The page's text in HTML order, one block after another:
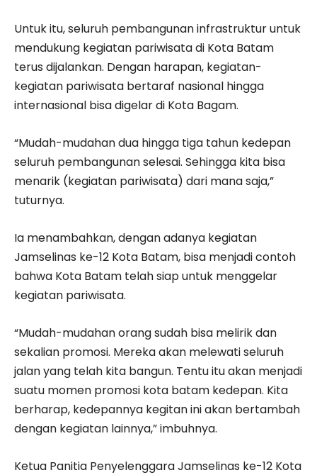
Untuk itu, seluruh pembangunan infrastruktur untuk
mendukung kegiatan pariwisata di Kota Batam
terus dijalankan. Dengan harapan, kegiatan-
kegiatan pariwisata bertaraf nasional hingga
internasional bisa digelar di Kota Bagam.
“Mudah-mudahan dua hingga tiga tahun kedepan
seluruh pembangunan selesai. Sehingga kita bisa
menarik (kegiatan pariwisata) dari mana saja,”
tuturnya.
Ia menambahkan, dengan adanya kegiatan
Jamselinas ke-12 Kota Batam, bisa menjadi contoh
bahwa Kota Batam telah siap untuk menggelar
kegiatan pariwisata.
“Mudah-mudahan orang sudah bisa melirik dan
sekalian promosi. Mereka akan melewati seluruh
jalan yang telah kita bangun. Tentu itu akan menjadi
suatu momen promosi kota batam kedepan. Kita
berharap, kedepannya kegitan ini akan bertambah
dengan kegiatan lainnya,” imbuhnya.
Ketua Panitia Penyelenggara Jamselinas ke-12 Kota